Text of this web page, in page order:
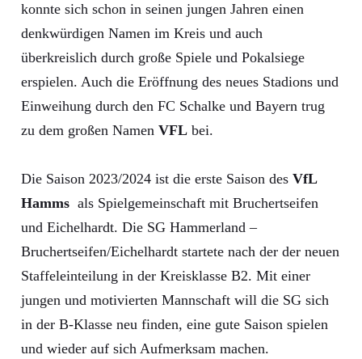
konnte sich schon in seinen jungen Jahren einen
denkwürdigen Namen im Kreis und auch
überkreislich durch große Spiele und Pokalsiege
erspielen. Auch die Eröffnung des neues Stadions und
Einweihung durch den FC Schalke und Bayern trug
zu dem großen Namen VFL bei.
Die Saison 2023/2024 ist die erste Saison des VfL
Hamms als Spielgemeinschaft mit Bruchertseifen
und Eichelhardt. Die SG Hammerland –
Bruchertseifen/Eichelhardt startete nach der der neuen
Staffeleinteilung in der Kreisklasse B2. Mit einer
jungen und motivierten Mannschaft will die SG sich
in der B-Klasse neu finden, eine gute Saison spielen
und wieder auf sich Aufmerksam machen.